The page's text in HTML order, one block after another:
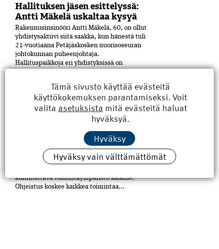
Hallituksen jäsen esittelyssä:
Antti Mäkelä uskaltaa kysyä
Rakennusinsinööri Antti Mäkelä, 60, on ollut
yhdistysaktiivi siitä saakka, kun hänestä tuli
21-vuo­tiaana Petäjäskosken nuoriso­seuran
johtokunnan puheenjohtaja.
Hallituspaikkoja eri yhdistyksissä on
RKL-uutisia: RKL määritteli
eettiset pelisäännöt
RKL on määritellyt toiminnalleen eettiset
peli­säännöt. Sääntöjen vakiintunut
englanninkielinen termi on Code of Conduct.
Säännöstö määrittelee sen, kuinka
kun­nioittava toimintaympäristö kaikille.
Ohjeistus koskee kaikkea toimintaa...
Tämä sivusto käyttää evästeitä
käyttökokemuksen parantamiseksi. Voit
valita asetuksista mitä evästeitä haluat
hyväksyä.
Hyväksy
Hyväksy vain välttämättömät